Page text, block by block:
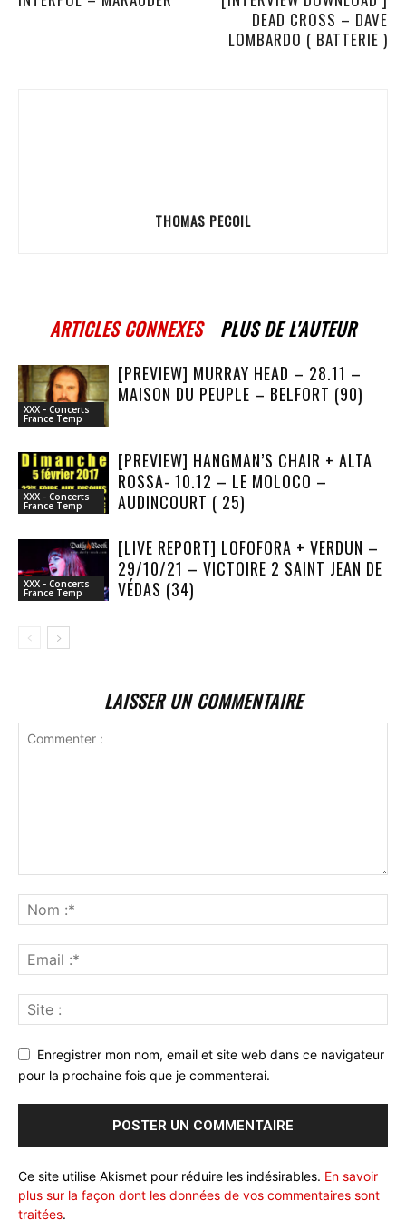
DEAD CROSS – DAVE
LOMBARDO ( BATTERIE )
THOMAS PECOIL
ARTICLES CONNEXES PLUS DE L'AUTEUR
XXX - Concerts
France Temp
[PREVIEW] MURRAY HEAD – 28.11 –
MAISON DU PEUPLE – BELFORT (90)
XXX - Concerts
France Temp
[PREVIEW] HANGMAN’S CHAIR + ALTA
ROSSA- 10.12 – LE MOLOCO –
AUDINCOURT ( 25)
XXX - Concerts
France Temp
[LIVE REPORT] LOFOFORA + VERDUN –
29/10/21 – VICTOIRE 2 SAINT JEAN DE
VÉDAS (34)
LAISSER UN COMMENTAIRE
Enregistrer mon nom, email et site web dans ce navigateur
pour la prochaine fois que je commenterai.
Ce site utilise Akismet pour réduire les indésirables. En savoir
plus sur la façon dont les données de vos commentaires sont
traitées.